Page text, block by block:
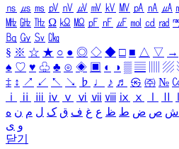
㎱ ㎲ ㎳ ㎴ ㎵ ㎶ ㎷ ㎸ ㎹ ㎀ ㎁ ㎂
㎒ ㎓ ㎔ Ω ㏀ ㏁ ㎊ ㎋ ㎌ ㏖ ㏅ ㎭
㏃ ㏉ ㏜ ㏆
§ ※ ☆ ★ ○ ● ◎ ◇ ◆ □ ■ △ ▽ →
♠ ♡ ♥ ♧ ♣ ⊙ ◈ ▣ ◐ ◑ ▒ ▤ ▨
‡ ↕ ↗ ↙ ↖ ↘ ♭ ♩ ♪ ♬ ㉿ ㈜ №
ⅰ
ⅱ ⅲ ⅳ ⅴ ⅵ ⅶ ⅷ ⅸ ⅹ
ش ص ض ط ظ ع غ ف ق ک ل م ن ه
و ی
닫기